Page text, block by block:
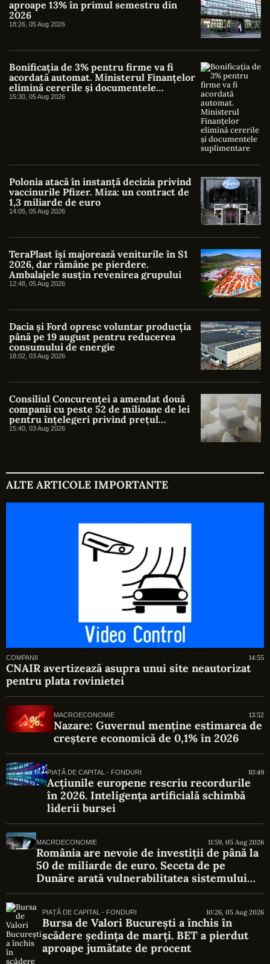
aproape 13% în primul semestru din
2026
18:26, 05 Aug 2026
Bonificația de 3% pentru firme va fi
acordată automat. Ministerul Finanțelor
elimină cererile și documentele
suplimentare
15:30, 05 Aug 2026
Polonia atacă în instanță decizia privind
vaccinurile Pfizer. Miza: un contract de
1,3 miliarde de euro
14:05, 05 Aug 2026
TeraPlast își majorează veniturile în S1
2026, dar rămâne pe pierdere.
Ambalajele susțin revenirea grupului
12:48, 05 Aug 2026
Dacia și Ford opresc voluntar producția
până pe 19 august pentru reducerea
consumului de energie
18:02, 03 Aug 2026
Consiliul Concurenței a amendat două
companii cu peste 52 de milioane de lei
pentru înțelegeri privind prețul
zahărului
15:40, 03 Aug 2026
ALTE ARTICOLE IMPORTANTE
COMPANII 14:55
CNAIR avertizează asupra unui site neautorizat
pentru plata rovinietei
MACROECONOMIE 13:52
Nazare: Guvernul menține estimarea de
creștere economică de 0,1% în 2026
PIAȚĂ DE CAPITAL - FONDURI 10:49
Acțiunile europene rescriu recordurile
în 2026. Inteligența artificială schimbă
liderii bursei
MACROECONOMIE 11:59, 05 Aug 2026
România are nevoie de investiții de până la
50 de miliarde de euro. Seceta de pe
Dunăre arată vulnerabilitatea sistemului
energetic
PIAȚĂ DE CAPITAL - FONDURI 10:26, 05 Aug 2026
Bursa de Valori București a închis în
scădere ședința de marți. BET a pierdut
aproape jumătate de procent